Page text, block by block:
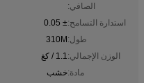
الصافي:
استدارة التسامح:± 0.05
طول:310M
الوزن الإجمالي:1.1 / كغ
مادة:خشب